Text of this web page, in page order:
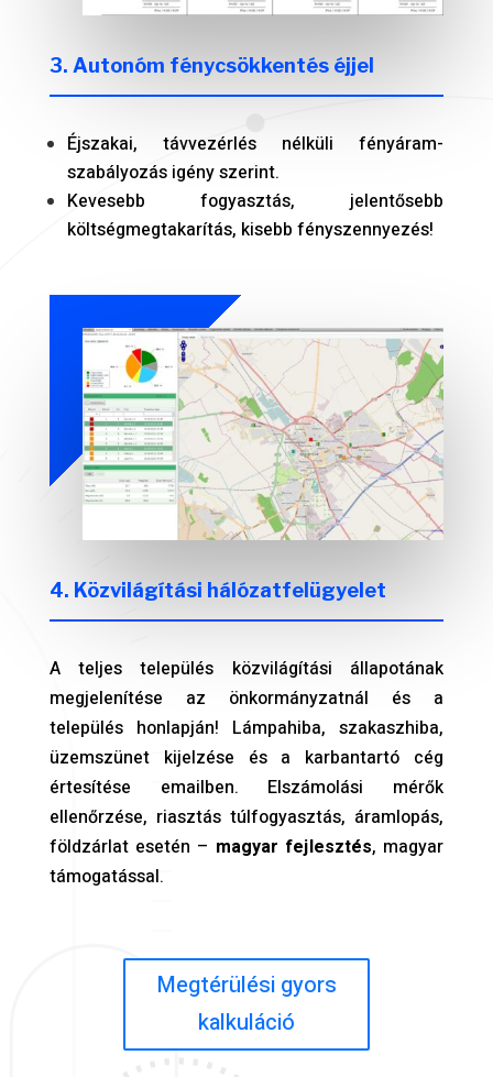
3. Autonóm fénycsökkentés éjjel
Éjszakai, távvezérlés nélküli fényáram-
szabályozás igény szerint.
Kevesebb fogyasztás, jelentősebb
költségmegtakarítás, kisebb fényszennyezés!
4. Közvilágítási hálózatfelügyelet
A teljes település közvilágítási állapotának
megjelenítése az önkormányzatnál és a
település honlapján! Lámpahiba, szakaszhiba,
üzemszünet kijelzése és a karbantartó cég
értesítése emailben. Elszámolási mérők
ellenőrzése, riasztás túlfogyasztás, áramlopás,
földzárlat esetén – magyar fejlesztés, magyar
támogatással.
Megtérülési gyors
kalkuláció